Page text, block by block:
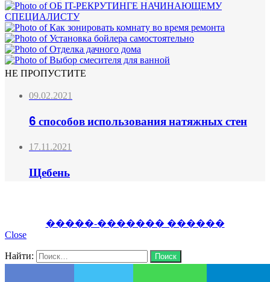
НЕ ПРОПУСТИТЕ
09.02.2021
6 способов использования натяжных стен
17.11.2021
Щебень
�����-������� ������
Close
Найти: